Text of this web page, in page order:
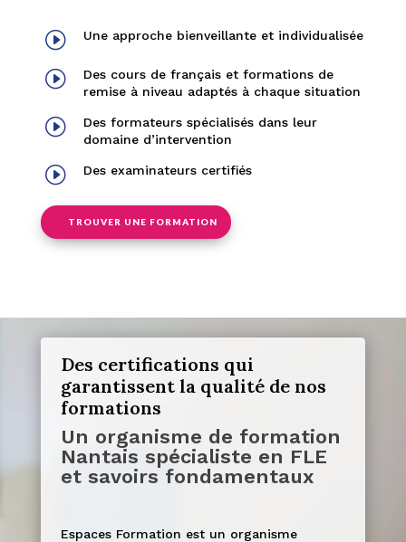
I Une approche bienveillante et individualisée
I
Des cours de français et formations de
remise à niveau adaptés à chaque situation
I
Des formateurs spécialisés dans leur
domaine d’intervention
I Des examinateurs certifiés
TROUVER UNE FORMATION
Des certifications qui
garantissent la qualité de nos
formations
Un organisme de formation
Nantais spécialiste en FLE
et savoirs fondamentaux
Espaces Formation est un organisme